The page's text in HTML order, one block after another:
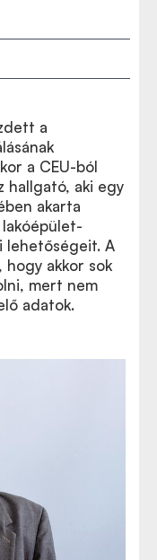
a
a CEU-ból
hallgató, aki egy
akarta
lehetőségeit. A
hogy akkor sok
mert nem
adatok.